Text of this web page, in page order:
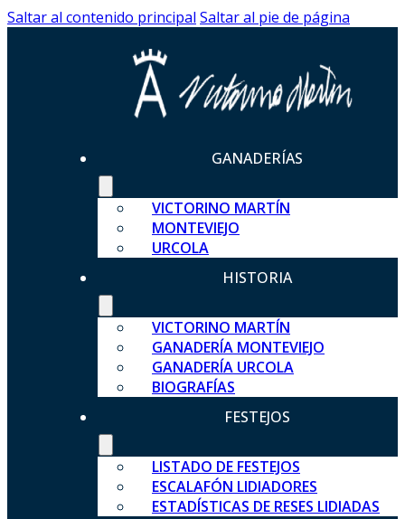
Saltar al contenido principal Saltar al pie de página
GANADERÍAS
VICTORINO MARTÍN
MONTEVIEJO
URCOLA
HISTORIA
VICTORINO MARTÍN
GANADERÍA MONTEVIEJO
GANADERÍA URCOLA
BIOGRAFÍAS
FESTEJOS
LISTADO DE FESTEJOS
ESCALAFÓN LIDIADORES
ESTADÍSTICAS DE RESES LIDIADAS